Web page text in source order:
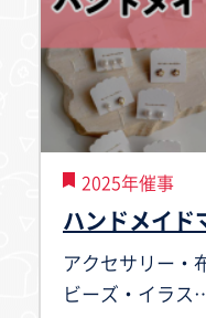
2025年催事
ハンドメイ
アクセサリー・
ビーズ・イラス